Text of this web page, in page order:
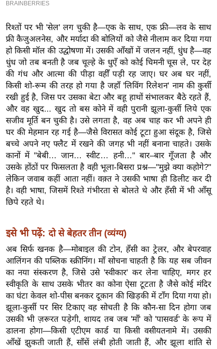
ख्सि
त
यं
ग
इं
डि
या
सा
हि
त्य
ज
ग
त
ऑ
टो
न्यू
ज
ब्री
फ
म
नो
रं
ज
न
रिश्तों पर भी 'सेल' लग चुकी है—एक के साथ, एक फ्री—लव के साथ
फ्री कैजुअलनेस, और मर्यादा की बोलियों को जैसे नीलाम कर दिया गया
हो किसी मॉल की उद्घोषणा में। उसकी आँखों में जलन नहीं, धुंध है—वह
धुंध जो तब बनती है जब चूल्हे के धुएँ को कोई चिमनी चूस ले, पर देह
की गंध और आत्मा की पीड़ा वहीँ पड़ी रह जाए। घर अब घर नहीं,
किसी शो-रूम की तरह हो गया है जहाँ 'लिविंग रिलेशन' नाम की कुर्सी
रखी हुई है, जिस पर उसका बेटा और बहू हाथों संभालकर बैठे रहते हैं,
और वह खुद... खुद तो बस कोने में वही पुरानी झूला-कुर्सी लिये एक
सजीव मूर्ति बन चुकी है। उसे लगता है, वह अब चाह कर भी अपने ही
घर की मेहमान रह गई है—जैसे विरासत कोई टूटा हुआ संदूक है, जिसे
बच्चे अपने नए फ्लैट में रखने की जगह भी नहीं बनाना चाहते। उसके
कानों में "बेबी… जान… स्वीट… हनी…" बार–बार गूँजता है और
उसके होंठों पर फिसलता है वही भूला-बिसरा प्रश्न—"मुझे क्या कहोगे?"
लेकिन जवाब कहीं आता नहीं। वक़्त ने उसकी भाषा ही डिलीट कर दी
है। वही भाषा, जिसमें रिश्ते गंभीरता से बोलते थे और हँसी में भी आँसू
छिपे रहते थे।
इसे भी पढ़ें: दो से बेहतर तीन (व्यंग्य)
अब सिर्फ खनक है—मोबाइल की टोन, हँसी का ट्रेलर, और बेपरवाह
आलिंगन की पब्लिक स्क्रीनिंग। माँ सोचना चाहती है कि यह सब जीवन
का नया संस्करण है, जिसे उसे 'स्वीकार' कर लेना चाहिए, मगर हर
स्वीकृति के साथ उसके भीतर का कोना ऐसा टूटता है जैसे कोई मंदिर
का घंटा केवल शो-पीस बनकर दूकान की खिड़की में टाँग दिया गया हो।
झूला-कुर्सी पर सिर टिकाए वह सोचती है कि कौन-सा दिन होगा जब
उसकी भी ज़रूरत पड़ेगी, शायद तब जब 'माँ' को 'पासवर्ड' के रूप में
डालना होगा—किसी एटीएम कार्ड या किसी वसीयतनामे में। उसकी
आँखें झुकती जाती हैं, साँसें लंबी होती जाती हैं, और झूला शांति से